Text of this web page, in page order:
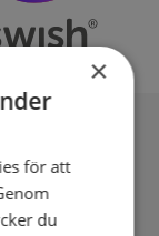
×
för att
du